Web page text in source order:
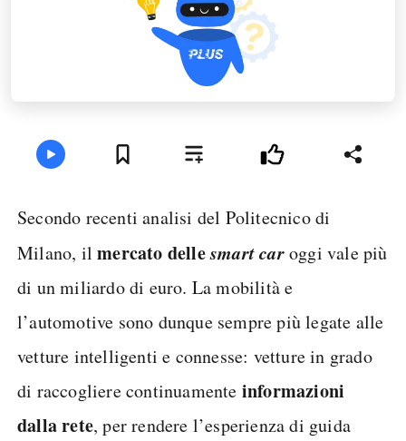
Secondo recenti analisi del Politecnico di
Milano, ilmercato dellesmart caroggi vale più
di un miliardo di euro. La mobilità e
l’automotive sono dunque sempre più legate alle
vetture intelligenti e connesse: vetture in grado
di raccogliere continuamente informazioni
dalla rete, per rendere l’esperienza di guida